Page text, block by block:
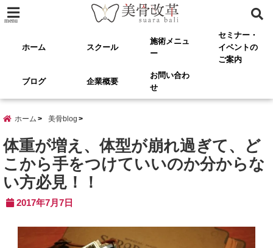
menu
ホーム スクール
施術メニュ
ー
セミナー・
イベントの
ご案内
ブログ 企業概要
お問い合わ
せ
ホーム 美骨blog
体重が増え、体型が崩れ過ぎて、ど
こから手をつけていいのか分からな
い方必見！！
2017年7月7日